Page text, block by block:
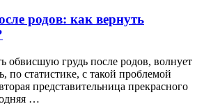
родов: как вернуть
обвисшую грудь после родов, волнует
статистике, с такой проблемой
представительница прекрасного
…